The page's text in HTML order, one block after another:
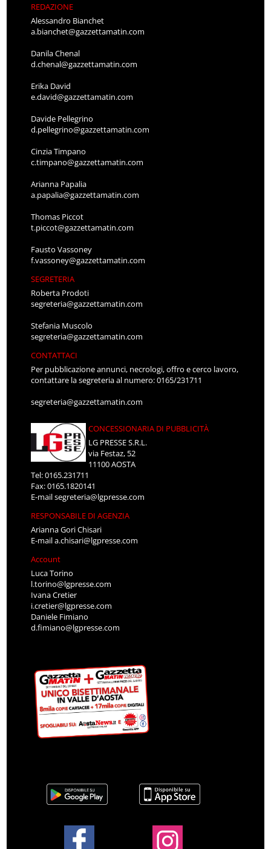
REDAZIONE
Alessandro Bianchet
a.bianchet@gazzettamatin.com
Danila Chenal
d.chenal@gazzettamatin.com
Erika David
e.david@gazzettamatin.com
Davide Pellegrino
d.pellegrino@gazzettamatin.com
Cinzia Timpano
c.timpano@gazzettamatin.com
Arianna Papalia
a.papalia@gazzettamatin.com
Thomas Piccot
t.piccot@gazzettamatin.com
Fausto Vassoney
f.vassoney@gazzettamatin.com
SEGRETERIA
Roberta Prodoti
segreteria@gazzettamatin.com
Stefania Muscolo
segreteria@gazzettamatin.com
CONTATTACI
Per pubblicazione annunci, necrologi, offro e cerco lavoro,
contattare la segreteria al numero: 0165/231711
segreteria@gazzettamatin.com
CONCESSIONARIA DI PUBBLICITÀ
LG PRESSE S.R.L.
via Festaz, 52
11100 AOSTA
Tel: 0165.231711
Fax: 0165.1820141
E-mailsegreteria@lgpresse.com
RESPONSABILE DI AGENZIA
Arianna Gori Chisari
E-maila.chisari@lgpresse.com
Account
Luca Torino
l.torino@lgpresse.com
Ivana Cretier
i.cretier@lgpresse.com
Daniele Fimiano
d.fimiano@lgpresse.com